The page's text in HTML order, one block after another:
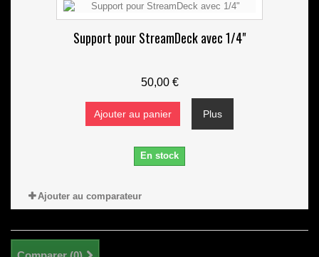
Support pour StreamDeck avec 1/4"
50,00 €
Ajouter au panier Plus
En stock
Ajouter au comparateur